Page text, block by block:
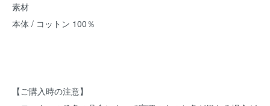
素材
本体 / コットン 100％
【ご購入時の注意】